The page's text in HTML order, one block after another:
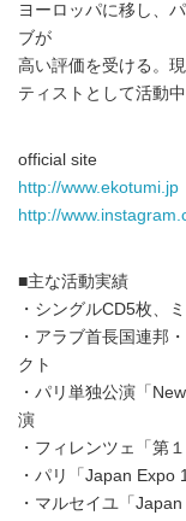
ヨーロッパに移し、
ブが
高い評価を受ける。
ティストとして活動中
official site
http://www.ekotumi.jp
http://
■主な活動実績
・シングルCD5枚、
・アラブ首長国連邦
クト
・パリ単独公演「
演
・フィレンツェ「第
・パリ「Japan Expo
・マルセイユ「